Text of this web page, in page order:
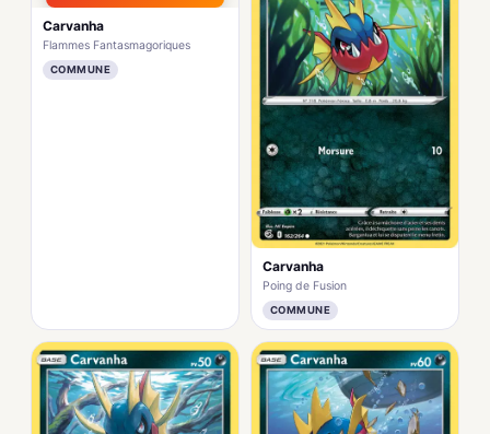
Carvanha
Flammes Fantasmagoriques
COMMUNE
Carvanha
Poing de Fusion
COMMUNE